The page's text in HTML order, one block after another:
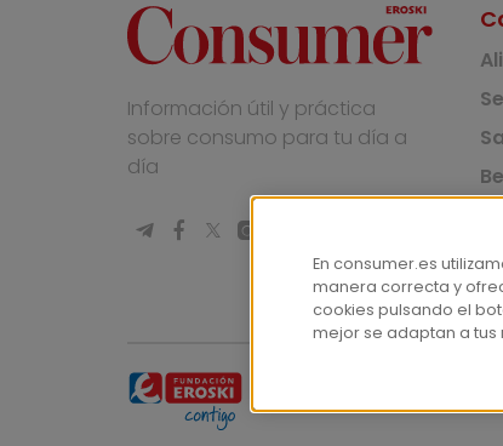
Información útil y práctica
sobre consumo para tu día a
día
© Fundación EROSKI
En consumer.es
manera correcta y
cookies pulsando el
mejor se adaptan a tus